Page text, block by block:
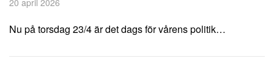
20 april 2026
Nu på torsdag 23/4 är det dags för vårens politik…